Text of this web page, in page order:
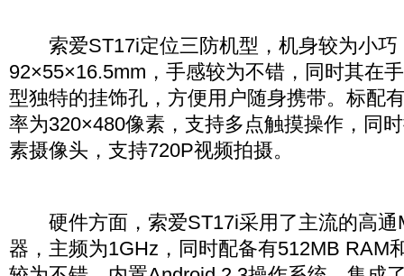
索爱ST17i定位三防机型，机身较为小巧
92×55×16.5mm，手感较为不错，同时其在
型独特的挂饰孔，方便用户随身携带。标配
率为320×480像素，支持多点触摸操作，同
素摄像头，支持720P视频拍摄。
硬件方面，索爱ST17i采用了主流的高通
器，主频为1GHz，同时配备有512MB RAM